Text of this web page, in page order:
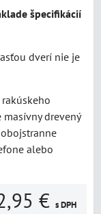
špecifikácií
dverí nie je
masívny drevený
obojstranne
alebo
€ s DPH